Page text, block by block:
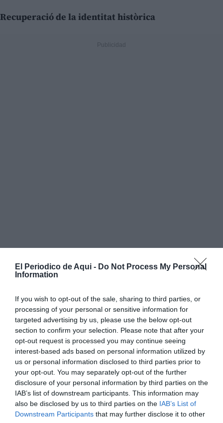
El Periodico de Aqui - Do Not Process My Personal
Information
If you wish to opt-out of the sale, sharing to third parties, or
processing of your personal or sensitive information for
targeted advertising by us, please use the below opt-out
section to confirm your selection. Please note that after your
opt-out request is processed you may continue seeing
interest-based ads based on personal information utilized by
us or personal information disclosed to third parties prior to
your opt-out. You may separately opt-out of the further
disclosure of your personal information by third parties on the
IAB’s list of downstream participants. This information may
also be disclosed by us to third parties on the IAB’s List of
Downstream Participants that may further disclose it to other
Recuperació de la identitat històrica
El nou disseny s’ha elaborat sobre la base delrigor
històric , prenent com a referència les concessions
reials rebudes per Nules a principi del segle XVIII.
En este sentit, el treball s’ha desenvolupat
conjuntament amb el cronista oficial de la vila,Joan